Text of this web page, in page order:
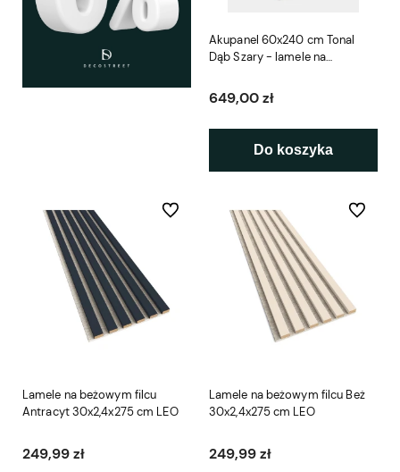
Akupanel 60x240 cm Tonal
Dąb Szary - lamele na
649,00 zł
Do koszyka
Lamele na beżowym filcu
Antracyt 30x2,4x275 cm LEO
249,99 zł
Do ulubionych
Lamele na beżowym filcu Beż
30x2,4x275 cm LEO
249,99 zł
Do